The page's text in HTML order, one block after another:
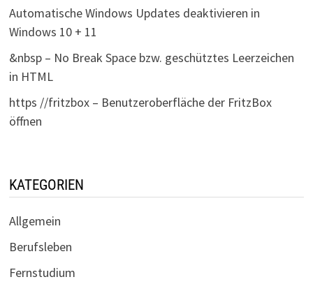
Automatische Windows Updates deaktivieren in
Windows 10 + 11
&nbsp – No Break Space bzw. geschütztes Leerzeichen
in HTML
https //fritzbox – Benutzeroberfläche der FritzBox
öffnen
KATEGORIEN
Allgemein
Berufsleben
Fernstudium